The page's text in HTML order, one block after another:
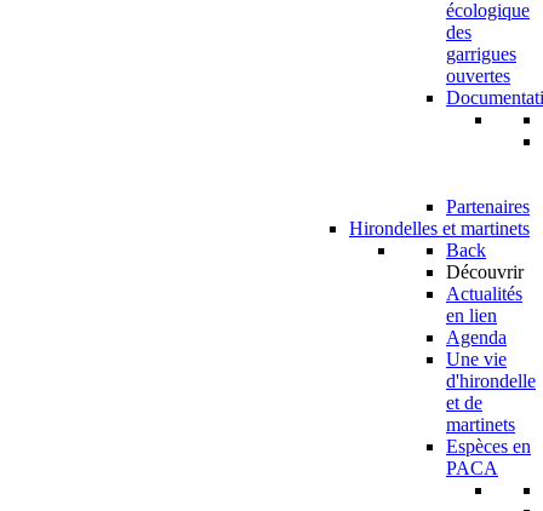
écologique
des
garrigues
ouvertes
Partenaires
Hirondelles et martinets
Back
Découvrir
Actualités
en lien
Agenda
Une vie
d'hirondelle
et de
martinets
Espèces en
PACA